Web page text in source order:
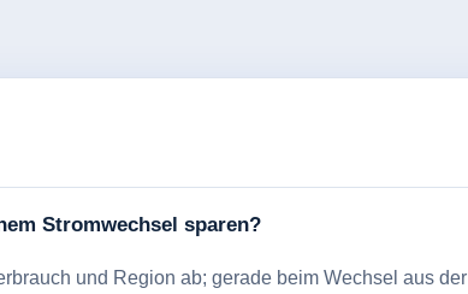
Stromwechsel sparen?
und Region ab; gerade beim Wechsel aus der